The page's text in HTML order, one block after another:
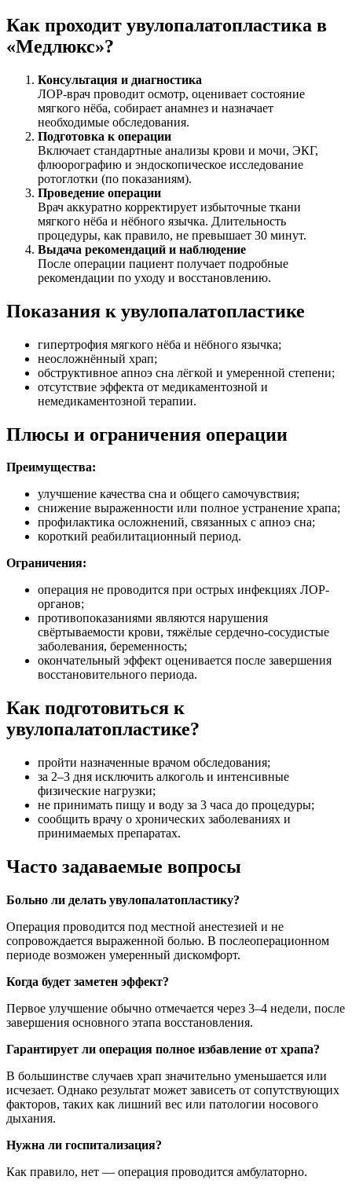
Как проходит увулопалатопластика в
«Медлюкс»?
Консультация и диагностика
ЛОР-врач проводит осмотр, оценивает состояние
мягкого нёба, собирает анамнез и назначает
необходимые обследования.
Подготовка к операции
Включает стандартные анализы крови и мочи, ЭКГ,
флюорографию и эндоскопическое исследование
ротоглотки (по показаниям).
Проведение операции
Врач аккуратно корректирует избыточные ткани
мягкого нёба и нёбного язычка. Длительность
процедуры, как правило, не превышает 30 минут.
Выдача рекомендаций и наблюдение
После операции пациент получает подробные
рекомендации по уходу и восстановлению.
Показания к увулопалатопластике
гипертрофия мягкого нёба и нёбного язычка;
неосложнённый храп;
обструктивное апноэ сна лёгкой и умеренной степени;
отсутствие эффекта от медикаментозной и
немедикаментозной терапии.
Плюсы и ограничения операции
Преимущества:
улучшение качества сна и общего самочувствия;
снижение выраженности или полное устранение храпа;
профилактика осложнений, связанных с апноэ сна;
короткий реабилитационный период.
Ограничения:
операция не проводится при острых инфекциях ЛОР-
органов;
противопоказаниями являются нарушения
свёртываемости крови, тяжёлые сердечно-сосудистые
заболевания, беременность;
окончательный эффект оценивается после завершения
восстановительного периода.
Как подготовиться к
увулопалатопластике?
пройти назначенные врачом обследования;
за 2–3 дня исключить алкоголь и интенсивные
физические нагрузки;
не принимать пищу и воду за 3 часа до процедуры;
сообщить врачу о хронических заболеваниях и
принимаемых препаратах.
Часто задаваемые вопросы
Больно ли делать увулопалатопластику?
Операция проводится под местной анестезией и не
сопровождается выраженной болью. В послеоперационном
периоде возможен умеренный дискомфорт.
Когда будет заметен эффект?
Первое улучшение обычно отмечается через 3–4 недели, после
завершения основного этапа восстановления.
Гарантирует ли операция полное избавление от храпа?
В большинстве случаев храп значительно уменьшается или
исчезает. Однако результат может зависеть от сопутствующих
факторов, таких как лишний вес или патологии носового
дыхания.
Нужна ли госпитализация?
Как правило, нет — операция проводится амбулаторно.